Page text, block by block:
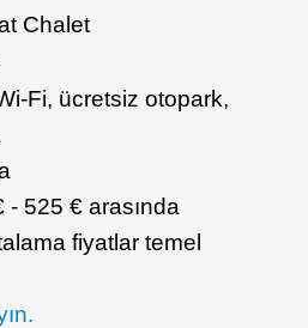
Chalet
Fi, ücretsiz otopark,
- 525 € arasında
fiyatlar temel